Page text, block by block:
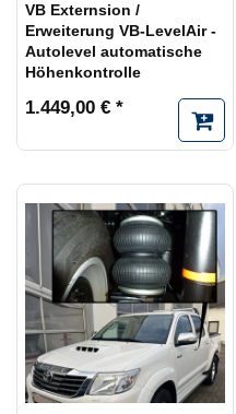
VB Externsion /
Erweiterung VB-LevelAir -
Autolevel automatische
Höhenkontrolle
1.449,00 € *